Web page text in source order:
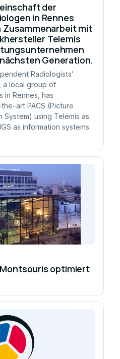
der
in Rennes
Zusammenarbeit mit
Telemis
Generation.
Radiologists’
a local group of
in Rennes, has
art PACS (Picture
System) using Telemis as
as information systems
optimiert